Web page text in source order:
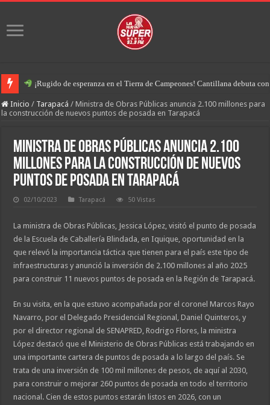
¡Rugido de esperanza en el Tierra de Campeones! Cantillana debuta
Inicio / Tarapacá / Ministra de Obras Públicas anuncia 2.100 millones para
la construcción de nuevos puntos de posada en Tarapacá
Ministra de Obras Públicas anuncia 2.100
millones para la construcción de nuevos
puntos de posada en Tarapacá
02/10/2023 Tarapacá 50 Vistas
La ministra de Obras Públicas, Jessica López, visitó el punto de posada
de la Escuela de Caballería Blindada, en Iquique, oportunidad en la
que relevó la importancia táctica que tienen para el país este tipo de
infraestructuras y anunció la inversión de 2.100 millones al año 2025
para construir 11 nuevos puntos de posada en la Región de Tarapacá.
En su visita, en la que estuvo acompañada por el coronel Marcos Rayo
Navarro, por el Delegado Presidencial Regional, Daniel Quinteros, y
por el director regional de SENAPRED, Rodrigo Flores, la ministra
López destacó que el Ministerio de Obras Públicas está trabajando en
una importante cartera de puntos de posada a lo largo del país. Se
trata de una inversión de 100 mil millones de pesos, de aquí al 2030,
para construir o mejorar 260 puntos de posada en todo el territorio
nacional. Cien de estos puntos estarán listos en 2026, con un